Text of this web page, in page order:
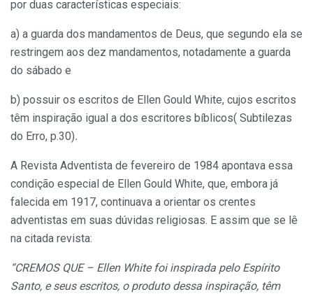
por duas características especiais:
a) a guarda dos mandamentos de Deus, que segundo ela se
restringem aos dez mandamentos, notadamente a guarda
do sábado e
b) possuir os escritos de Ellen Gould White, cujos escritos
têm inspiração igual a dos escritores bíblicos( Subtilezas
do Erro, p.30).
A Revista Adventista de fevereiro de 1984 apontava essa
condição especial de Ellen Gould White, que, embora já
falecida em 1917, continuava a orientar os crentes
adventistas em suas dúvidas religiosas. E assim que se lê
na citada revista:
“CREMOS QUE – Ellen White foi inspirada pelo Espírito
Santo, e seus escritos, o produto dessa inspiração, têm